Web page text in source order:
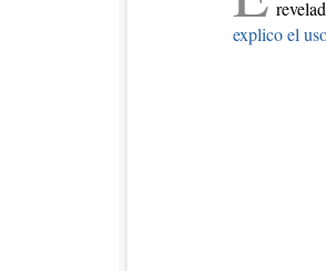
explico el